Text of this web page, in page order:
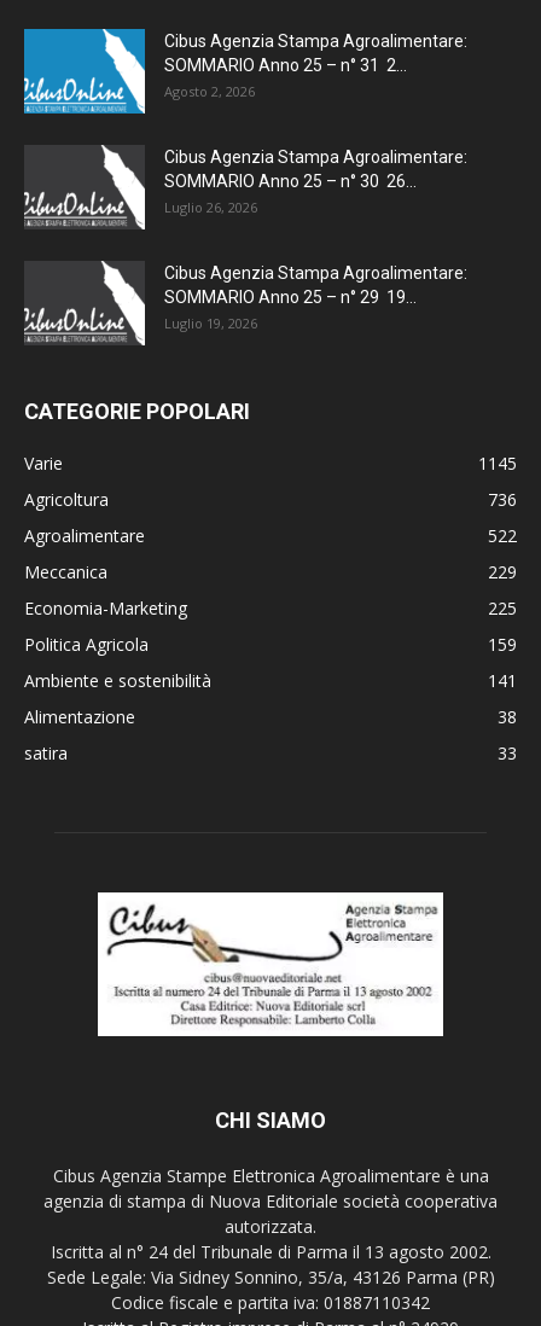
Cibus Agenzia Stampa Agroalimentare:
SOMMARIO Anno 25 – n° 31 2...
Agosto 2, 2026
Cibus Agenzia Stampa Agroalimentare:
SOMMARIO Anno 25 – n° 30 26...
Luglio 26, 2026
Cibus Agenzia Stampa Agroalimentare:
SOMMARIO Anno 25 – n° 29 19...
Luglio 19, 2026
CATEGORIE POPOLARI
Varie
1145
Agricoltura
736
Agroalimentare
522
Meccanica
229
Economia-Marketing
225
Politica Agricola
159
Ambiente e sostenibilità
141
Alimentazione
38
satira
33
CHI SIAMO
Cibus Agenzia Stampe Elettronica Agroalimentare è una
agenzia di stampa di Nuova Editoriale società cooperativa
autorizzata.
Iscritta al n° 24 del Tribunale di Parma il 13 agosto 2002.
Sede Legale: Via Sidney Sonnino, 35/a, 43126 Parma (PR)
Codice fiscale e partita iva: 01887110342